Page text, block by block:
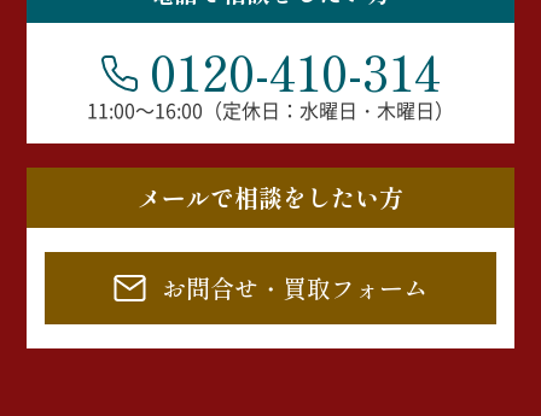
0120-410-314
11:00～16:00（定休日：水曜日・木曜日）
メールで相談をしたい方
お問合せ・買取フォーム